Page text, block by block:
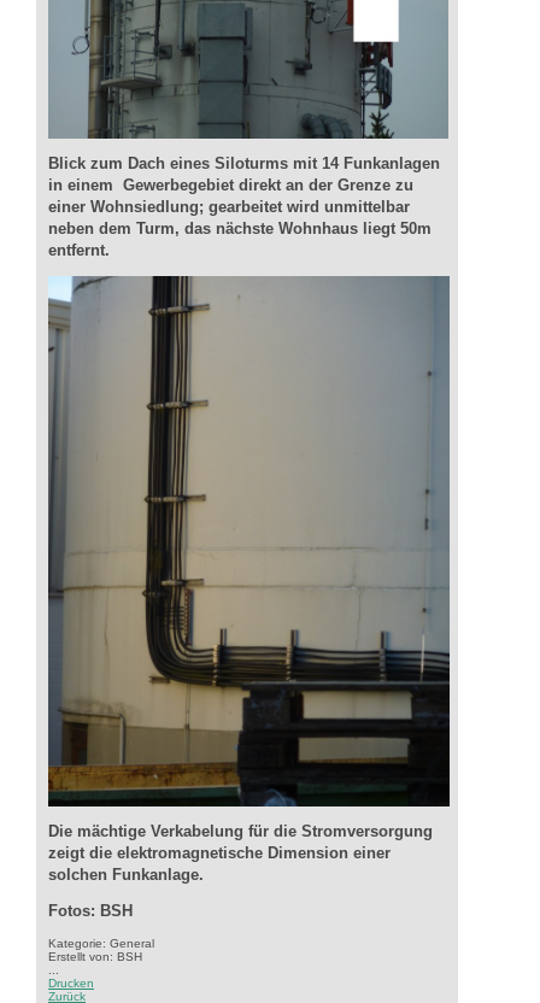
Blick zum Dach eines Siloturms mit 14 Funkanlagen
in einem Gewerbegebiet direkt an der Grenze zu
einer Wohnsiedlung; gearbeitet wird unmittelbar
neben dem Turm, das nächste Wohnhaus liegt 50m
entfernt.
Die mächtige Verkabelung für die Stromversorgung
zeigt die elektromagnetische Dimension einer
solchen Funkanlage.
Fotos: BSH
Kategorie: General
Erstellt von: BSH
Drucken
Zurück